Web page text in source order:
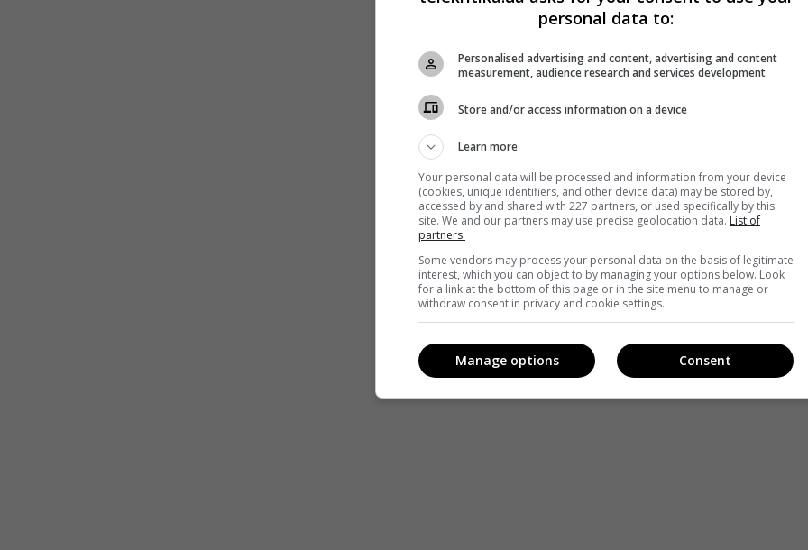
personal data to:
Personalised advertising and content, advertising and content
measurement, audience research and services development
Store and/or access information on a device
Learn more
Your personal data will be processed and information from your device
(cookies, unique identifiers, and other device data) may be stored by,
accessed by and shared with 227 partners, or used specifically by this
site. We and our partners may use precise geolocation data. List of
partners.
Some vendors may process your personal data on the basis of legitimate
interest, which you can object to by managing your options below. Look
for a link at the bottom of this page or in the site menu to manage or
withdraw consent in privacy and cookie settings.
Consent
Manage options